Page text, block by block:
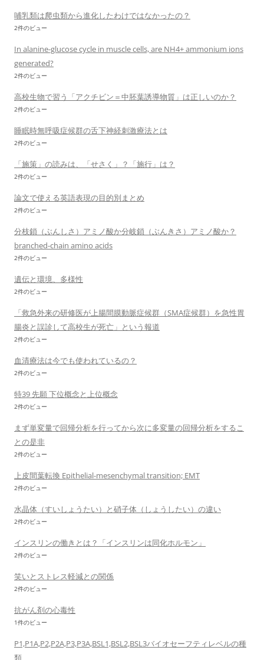
哺乳類は爬虫類から進化したわけではなかったの？
2件のビュー
In alanine-glucose cycle in muscle cells, are NH4+ ammonium ions
generated?
2件のビュー
高校生物で習う「アクチビン＝中胚葉誘導物質」は正しいのか？
2件のビュー
睡眠時無呼吸症候群の舌下神経刺激療法とは
2件のビュー
「施策」の読みは、「せさく」？「施行」は？
2件のビュー
論文で使える英語表現の目的別まとめ
2件のビュー
分枝鎖（ぶんしさ）アミノ酸か分岐鎖（ぶんきさ）アミノ酸か？
branched-chain amino acids
2件のビュー
遺伝と環境、多様性
2件のビュー
「救急外来の研修医が上腸間膜動脈症候群（SMA症候群）を急性胃
腸炎と誤診して高校生が死亡」という報道
2件のビュー
血清療法は今でも使われているの？
2件のビュー
特39 先願 下位概念と上位概念
2件のビュー
まず単変量で回帰分析を行ってから次に多変量の回帰分析をするこ
との是非
2件のビュー
上皮間葉転換 Epithelial-mesenchymal transition; EMT
2件のビュー
水晶体（すいしょうたい）と硝子体（しょうしたい）の違い
2件のビュー
インスリンの働きとは？「インスリンは同化ホルモン」
2件のビュー
笑いとストレス軽減との関係
2件のビュー
抗がん剤の心毒性
1件のビュー
P1,P1A,P2,P2A,P3,P3A,BSL1,BSL2,BSL3バイオセーフティレベルの種
類